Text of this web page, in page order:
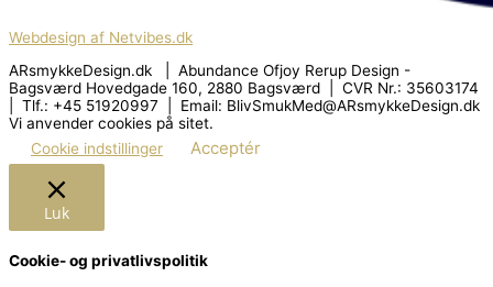
Webdesign af Netvibes.dk
ARsmykkeDesign.dk | Abundance Ofjoy Rerup Design -
Bagsværd Hovedgade 160, 2880 Bagsværd | CVR Nr.: 35603174
| Tlf.: +45 51920997 | Email: BlivSmukMed@ARsmykkeDesign.dk
Vi anvender cookies på sitet.
Cookie indstillinger
Acceptér
Luk
Cookie- og privatlivspolitik